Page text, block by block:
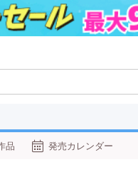
品 発売カレンダー